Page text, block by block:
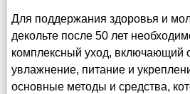
Для поддержания здоровья и
декольте после 50 лет
комплексный уход, включающий
увлажнение, питание и
основные методы и средства,